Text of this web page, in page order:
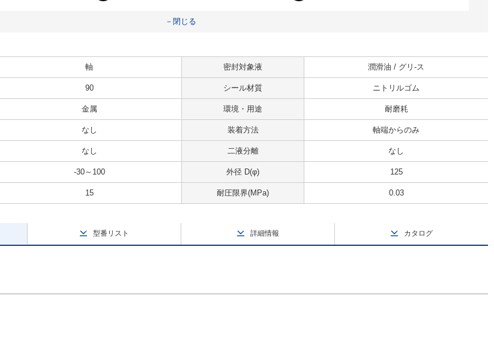
－閉じる
軸 密封対象液 潤滑油 / グリ-ス
90 シール材質 ニトリルゴム
金属 環境・用途 耐磨耗
なし 装着方法 軸端からのみ
なし 二液分離 なし
-30～100 外径 D(φ) 125
15 耐圧限界(MPa) 0.03
型番リスト 詳細情報 カタログ